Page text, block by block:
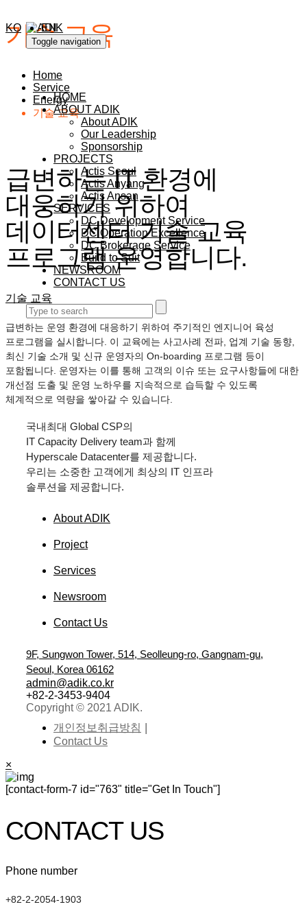
Toggle navigation
HOME
ABOUT ADIK
About ADIK
Our Leadership
Sponsorship
PROJECTS
Actis Seoul
Actis Anyang
Actis Ansan
SERVICES
DC Development Service
DC Operation Excellence
DC Brokerage Service
Build to Suit
NEWSROOM
CONTACT US
KO EN
기술 교육
Home
Service
Energy
기술 교육
급변하는 IT 환경에
대응하기 위하여
데이터센터 기술 교육
프로그램 운영합니다.
기술 교육
급변하는 운영 환경에 대응하기 위하여 주기적인 엔지니어 육성
프로그램을 실시합니다. 이 교육에는 사고사례 전파, 업계 기술 동향,
최신 기술 소개 및 신규 운영자의 On-boarding 프로그램 등이
포함됩니다. 운영자는 이를 통해 고객의 이슈 또는 요구사항들에 대한
개선점 도출 및 운영 노하우를 지속적으로 습득할 수 있도록
체계적으로 역량을 쌓아갈 수 있습니다.
국내최대 Global CSP의
IT Capacity Delivery team과 함께
Hyperscale Datacenter를 제공합니다.
우리는 소중한 고객에게 최상의 IT 인프라
솔루션을 제공합니다.
About ADIK
Project
Services
Newsroom
Contact Us
9F, Sungwon Tower, 514, Seolleung-ro, Gangnam-gu,
Seoul, Korea 06162
admin@adik.co.kr
+82-2-3453-9404
Copyright © 2021 ADIK.
개인정보취급방침
Contact Us
×
[contact-form-7 id="763" title="Get In Touch"]
CONTACT US
Phone number
+82-2-2054-1903